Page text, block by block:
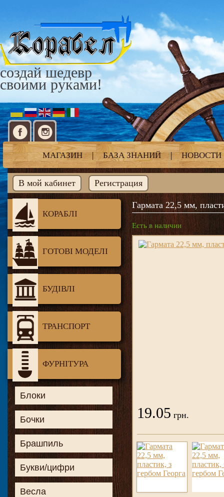
создай шедевр
своими руками!
МАГАЗИН | БАЗА ЗНАНИЙ | НОВОСТИ
В мой кабинет Регистрация
КОРАБЛІ
ГОТОВІ МОДЕЛІ
БУДІВЛІ
ТРАНСПОРТ
ФУРНІТУРА
Блоки
Бочки
Брашпиль
Букви/цифри
Весла
Гармата 22,5 мм,
Есть в наличии
19.05 грн.